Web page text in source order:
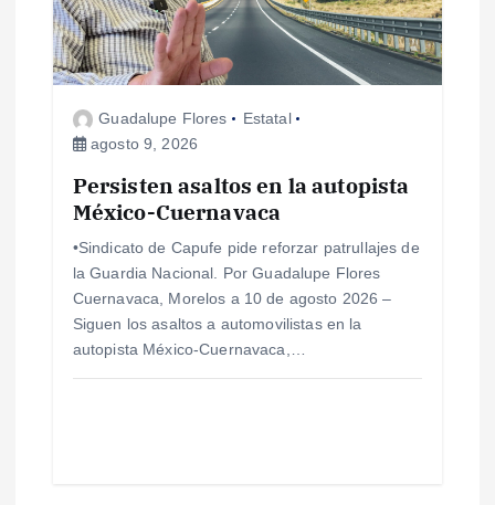
Guadalupe Flores
Estatal
agosto 9, 2026
Persisten asaltos en la autopista
México-Cuernavaca
•Sindicato de Capufe pide reforzar patrullajes de
la Guardia Nacional. Por Guadalupe Flores
Cuernavaca, Morelos a 10 de agosto 2026 –
Siguen los asaltos a automovilistas en la
autopista México-Cuernavaca,…